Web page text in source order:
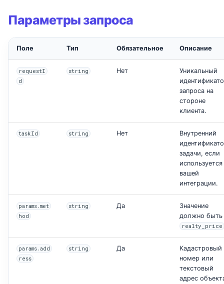
Параметры запроса
Поле Тип Обязательное Описание
requestI
d
string Нет
Уникальный
запроса на
стороне
клиента.
taskId string Нет
Внутренний
задачи, если
используется
вашей
интеграции.
params.met
hod
string Да
Значение
должно быть
realty_price
params.add
ress
string Да
Кадастровый
номер или
текстовый
адрес